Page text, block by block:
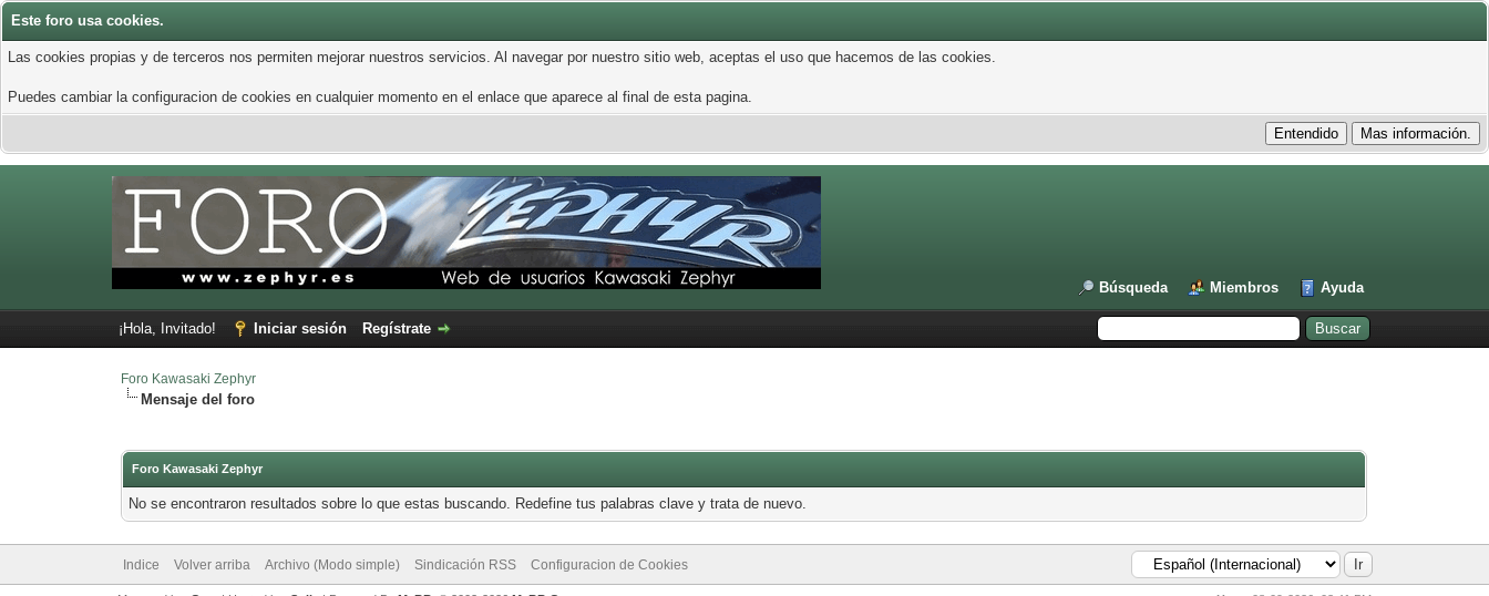
Este foro usa cookies.
Las cookies propias y de terceros nos permiten mejorar nuestros servicios. Al navegar por nuestro sitio web, aceptas el uso que hacemos de las cookies.
Puedes cambiar la configuracion de cookies en cualquier momento en el enlace que aparece al final de esta pagina.
Búsqueda Miembros Ayuda
¡Hola, Invitado! Iniciar sesión Regístrate
Foro Kawasaki Zephyr
Mensaje del foro
Foro Kawasaki Zephyr
No se encontraron resultados sobre lo que estas buscando. Redefine tus palabras clave y trata de nuevo.
Indice Volver arriba Archivo (Modo simple) Sindicación RSS Configuracion de Cookies